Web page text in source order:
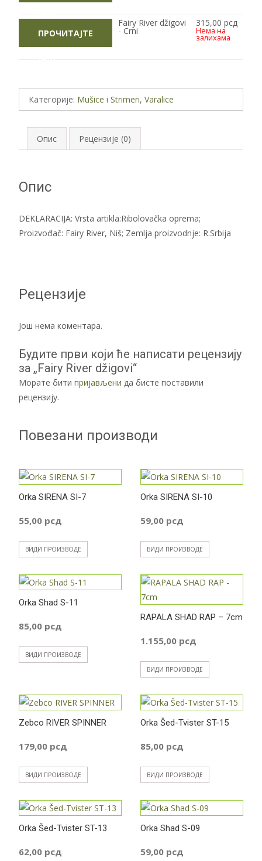
ЈОШ
ПРОЧИТАЈТЕ
Fairy River džigovi
- Crni
315,00 рсд
Нема на
залихама
Категорије: Mušice i Strimeri, Varalice
Опис Рецензије (0)
Опис
DEKLARACIJA: Vrsta artikla:Ribolovačka oprema;
Proizvođač: Fairy River, Niš; Zemlja proizvodnje: R.Srbija
Рецензије
Још нема коментара.
Будите први који ће написати рецензију
за „Fairy River džigovi“
Морате бити пријављени да бисте поставили
рецензију.
Повезани производи
Orka SIRENA SI-7
55,00 рсд
ВИДИ ПРОИЗВОДЕ
Orka SIRENA SI-10
59,00 рсд
ВИДИ ПРОИЗВОДЕ
Orka Shad S-11
85,00 рсд
ВИДИ ПРОИЗВОДЕ
RAPALA SHAD RAP – 7cm
1.155,00 рсд
ВИДИ ПРОИЗВОДЕ
Zebco RIVER SPINNER
179,00 рсд
ВИДИ ПРОИЗВОДЕ
Orka Šed-Tvister ST-15
85,00 рсд
ВИДИ ПРОИЗВОДЕ
Orka Šed-Tvister ST-13
62,00 рсд
Orka Shad S-09
59,00 рсд